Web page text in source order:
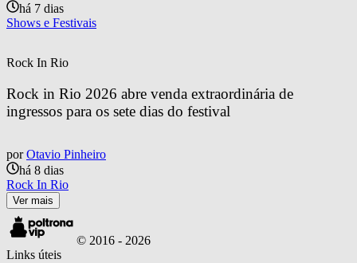
há 7 dias
Shows e Festivais
Rock In Rio
Rock in Rio 2026 abre venda extraordinária de
ingressos para os sete dias do festival
por Otavio Pinheiro
há 8 dias
Rock In Rio
Ver mais
© 2016 - 2026
Links úteis